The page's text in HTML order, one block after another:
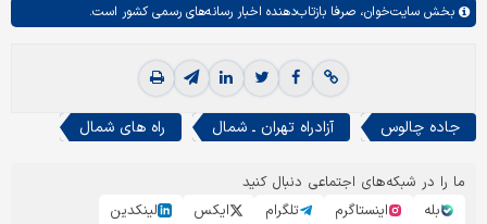
بخش سایت‌خوان، صرفا بازتاب‌دهنده اخبار رسانه‌های رسمی کشور است.
جاده چالوس آزادراه تهران ـ شمال راه های شمال
ما را در شبکه‌های اجتماعی دنبال کنید
بله
اینستاگرم تلگرام ایکس لینکدین